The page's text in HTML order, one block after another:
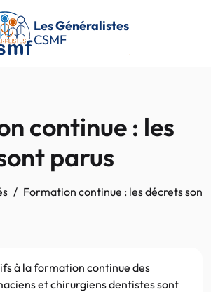
Les Généralistes
CSMF
continue : les
parus
Formation continue : les décrets sont
à la formation continue des
et chirurgiens dentistes sont